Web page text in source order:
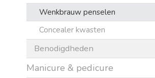
Wenkbrauw penselen
Concealer kwasten
Benodigdheden
Manicure & pedicure